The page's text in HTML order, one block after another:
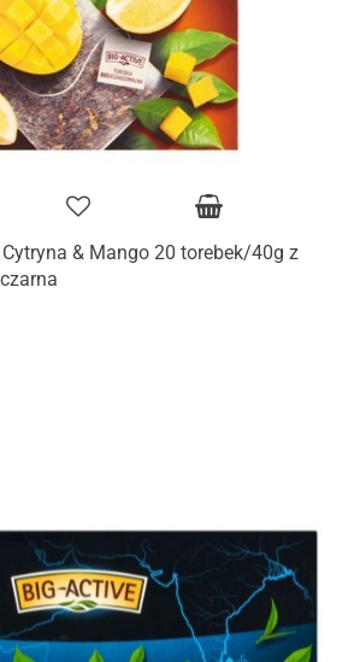
Cytryna & Mango 20 torebek/40g z